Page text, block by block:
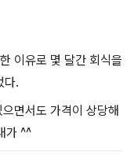
이유로 몇 달간 회식을
다.
면서도 가격이 상당해
가 ^^